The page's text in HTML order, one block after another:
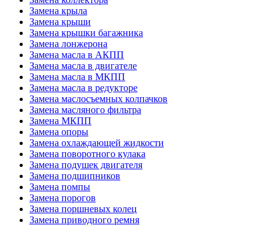
Замена крыла
Замена крыши
Замена крышки багажника
Замена лонжерона
Замена масла в АКПП
Замена масла в двигателе
Замена масла в МКПП
Замена масла в редукторе
Замена маслосъемных колпачков
Замена масляного фильтра
Замена МКПП
Замена опоры
Замена охлаждающей жидкости
Замена поворотного кулака
Замена подушек двигателя
Замена подшипников
Замена помпы
Замена порогов
Замена поршневых колец
Замена приводного ремня